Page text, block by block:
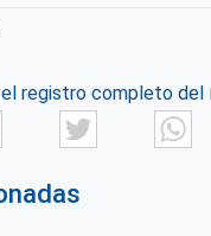
la Publicación o Recurso
registro completo del
Facebook